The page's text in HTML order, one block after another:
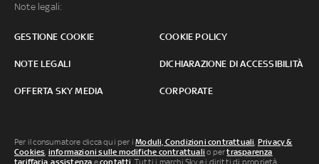
Note legali:
GESTIONE COOKIE COOKIE POLICY
NOTE LEGALI DICHIARAZIONE DI ACCESSIBILITÀ
OFFERTA SKY MEDIA CORPORATE
Per il consumatore clicca qui per iModuli, Condizioni contrattuali Privacy &
Cookies informazioni sulle modifiche contrattuali o pertrasparenza
tariffaria ,assistenza econtatti . Tutti i marchi Sky e i diritti di proprietà